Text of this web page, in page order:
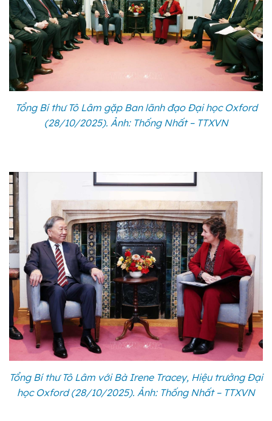
Tổng Bí thư Tô Lâm gặp Ban lãnh đạo Đại học Oxford
(28/10/2025). Ảnh: Thống Nhất – TTXVN
Tổng Bí thư Tô Lâm với Bà Irene Tracey, Hiệu trưởng Đại
học Oxford (28/10/2025). Ảnh: Thống Nhất – TTXVN